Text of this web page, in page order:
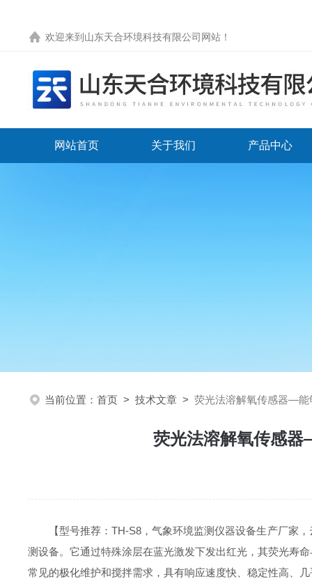
欢迎来到 山东天合环境科技有限公司网站 ！
网站首页 关于我们 产品中心
当前位置： 首页 > 技术文章 > 荧光法溶解氧传感器—能
荧光法溶解氧传感
【型号推荐：TH-S8，气象环境监测仪器设备生产厂家
测设备。它通过特殊涂层在蓝光激发下发出红光，其荧光寿
常见的极化维护和搅拌需求，具有响应速度快、稳定性高、